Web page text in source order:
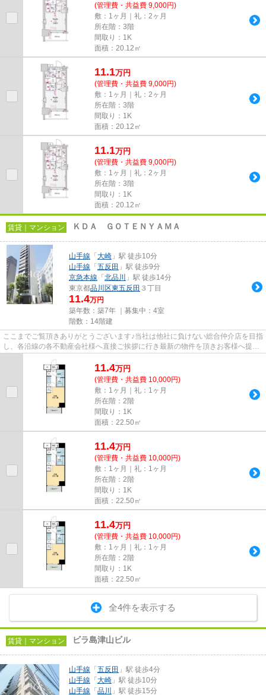
(管理費・共益費 9,000円)
敷：1ヶ月｜礼：2ヶ月
所在階：3階
間取り：1K
面積：20.12㎡
11.1万円
(管理費・共益費 9,000円)
敷：1ヶ月｜礼：2ヶ月
所在階：3階
間取り：1K
面積：20.12㎡
11.1万円
(管理費・共益費 9,000円)
敷：1ヶ月｜礼：2ヶ月
所在階：3階
間取り：1K
面積：20.12㎡
賃貸｜マンション ＫＤＡ ＧＯＴＥＮＹＡＭＡ
山手線 「 大崎 」駅 徒歩10分
山手線 「 五反田 」駅 徒歩9分
京急本線 「 北品川
」駅 徒歩14分
東京都品川区東五反田 ３丁目
11.4万円
築年数：築7年 ｜募集中： 4室
階数：14階建
ここまでご覧頂きありがとうございます♪当社は他社に負けない総合仲介店を目指
し、各沿線の各不動産会社様へ直接ご挨拶に行き最新の物件を頂きお客様へ提供
11.4万円
(管理費・共益費 10,000円)
敷：1ヶ月｜礼：1ヶ月
所在階：2階
間取り：1K
面積：22.50㎡
11.4万円
(管理費・共益費 10,000円)
敷：1ヶ月｜礼：1ヶ月
所在階：2階
間取り：1K
面積：22.50㎡
11.4万円
(管理費・共益費 10,000円)
敷：1ヶ月｜礼：1ヶ月
所在階：2階
間取り：1K
面積：22.50㎡
全4件を表示する
賃貸｜マンション ビラ島津山ビル
山手線 「 五反田 」駅 徒歩4分
山手線 「 大崎 」駅 徒歩10分
山手線 「 品川 」駅 徒歩15分